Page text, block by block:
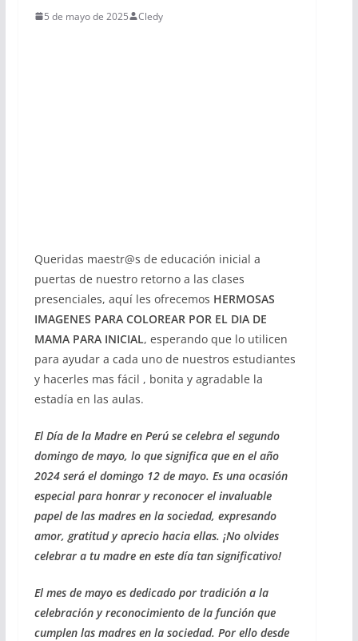
5 de mayo de 2025 Cledy
Queridas maestr@s de educación inicial a
puertas de nuestro retorno a las clases
presenciales, aquí les ofrecemos HERMOSAS
IMAGENES PARA COLOREAR POR EL DIA DE
MAMA PARA INICIAL, esperando que lo utilicen
para ayudar a cada uno de nuestros estudiantes
y hacerles mas fácil , bonita y agradable la
estadía en las aulas.
El Día de la Madre en Perú se celebra el segundo
domingo de mayo, lo que significa que en el año
2024 será el domingo 12 de mayo. Es una ocasión
especial para honrar y reconocer el invaluable
papel de las madres en la sociedad, expresando
amor, gratitud y aprecio hacia ellas. ¡No olvides
celebrar a tu madre en este día tan significativo!
El mes de mayo es dedicado por tradición a la
celebración y reconocimiento de la función que
cumplen las madres en la sociedad. Por ello desde